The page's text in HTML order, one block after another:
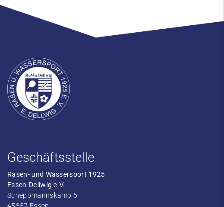
Geschäftsstelle
Rasen- und Wassersport 1925
Essen-Dellwig e.V.
Scheppmannskamp 6